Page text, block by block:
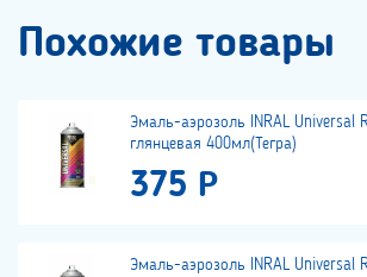
Похожие товары
Эмаль-аэрозоль INRAL Universal
глянцевая 400мл(Тегра)
375 Р
Эмаль-аэрозоль INRAL Universal